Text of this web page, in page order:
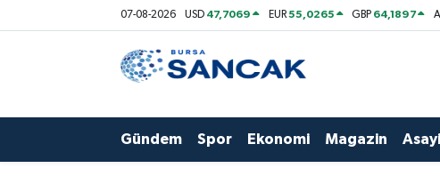
07-08-2026 USD 47,7069 EUR55,0265 GBP 64,1897
Gündem Spor Ekonomi Magazin
Hava Durumu